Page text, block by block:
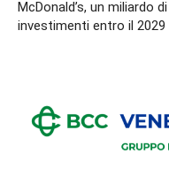
McDonald’s, un miliardo di
investimenti entro il 2029